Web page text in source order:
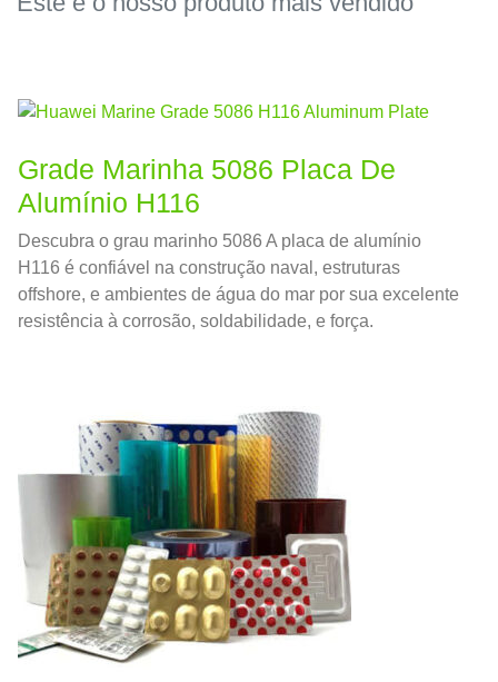
Grade Marinha 5086 Placa De
Alumínio H116
Descubra o grau marinho 5086 A placa de alumínio
H116 é confiável na construção naval, estruturas
offshore, e ambientes de água do mar por sua excelente
resistência à corrosão, soldabilidade, e força.